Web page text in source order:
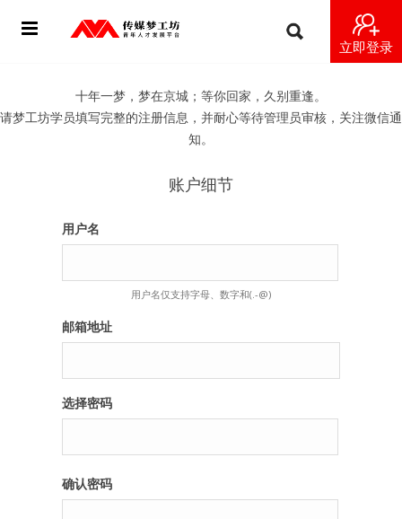
立即登录
纪录片2 青年人不同活法
十年一梦，梦在京城；等你回家，久别重逢。
请梦工坊学员填写完整的注册信息，并耐心等待管理员审核，关注微信通
知。
账户细节
用户名
用户名仅支持字母、数字和(.-@)
邮箱地址
选择密码
确认密码